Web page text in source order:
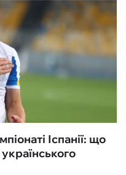
Іспанії: що